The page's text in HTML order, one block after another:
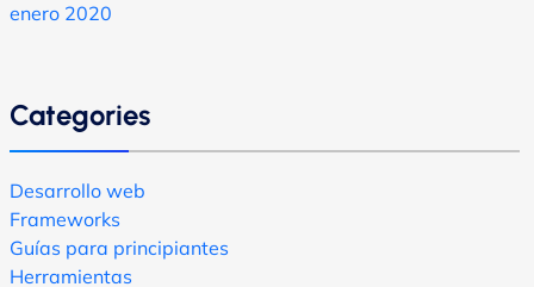
enero 2020
Categories
Desarrollo web
Frameworks
Guías para principiantes
Herramientas